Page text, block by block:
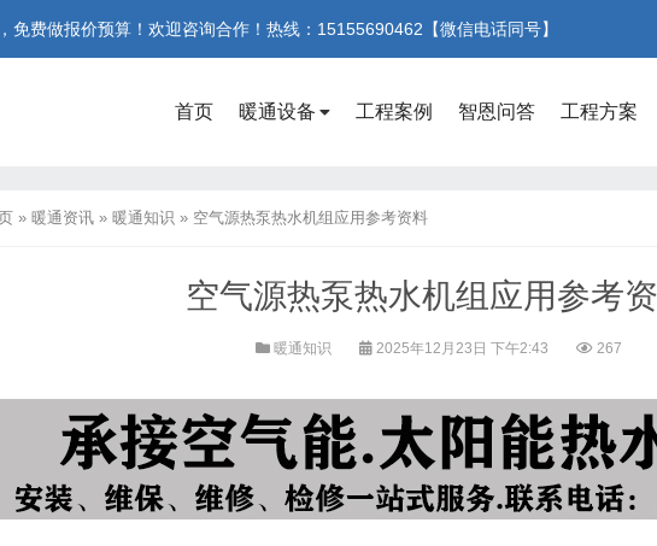
费做报价预算！欢迎咨询合作！热线：15155690462【微信电话同号】
首页 暖通设备 工程案例 智恩问答 工程方案
» 暖通资讯 » 暖通知识 » 空气源热泵热水机组应用参考资料
空气源热泵热水机组应用参考
暖通知识 2025年12月23日 下午2:43 267